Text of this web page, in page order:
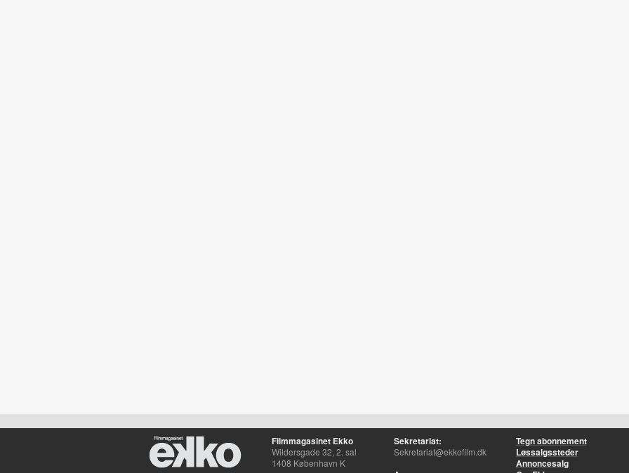
Filmmagasinet Ekko
Wildersgade 32, 2. sal
1408 København K
Sekretariat:
Sekretariat@ekkofilm.dk
Tegn abonnement
Løssalgssteder
Annoncesalg